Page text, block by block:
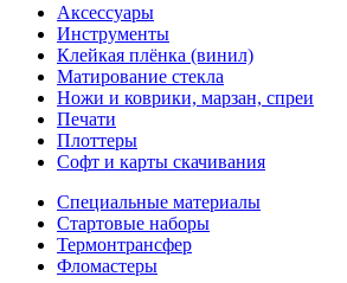
Аксессуары
Инструменты
Клейкая плёнка (винил)
Матирование стекла
Ножи и коврики, марзан, спреи
Печати
Плоттеры
Софт и карты скачивания
Специальные материалы
Стартовые наборы
Термонтрансфер
Фломастеры